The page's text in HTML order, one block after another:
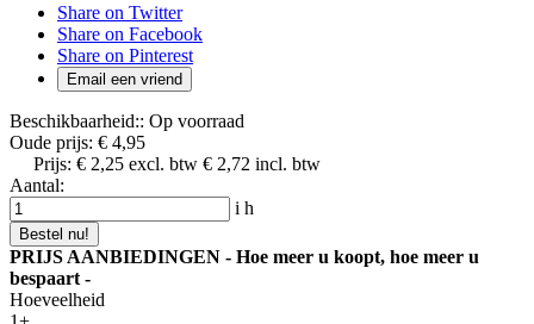
Share on Twitter
Share on Facebook
Share on Pinterest
Email een vriend
Beschikbaarheid:: Op voorraad
Oude prijs: € 4,95
Prijs: € 2,25 excl. btw € 2,72 incl. btw
Aantal:
i h
Bestel nu!
PRIJS AANBIEDINGEN - Hoe meer u koopt, hoe meer u
bespaart -
Hoeveelheid